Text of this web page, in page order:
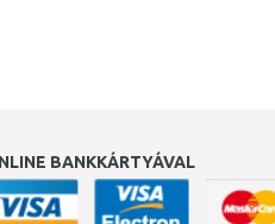
BANKKÁRTYÁVAL